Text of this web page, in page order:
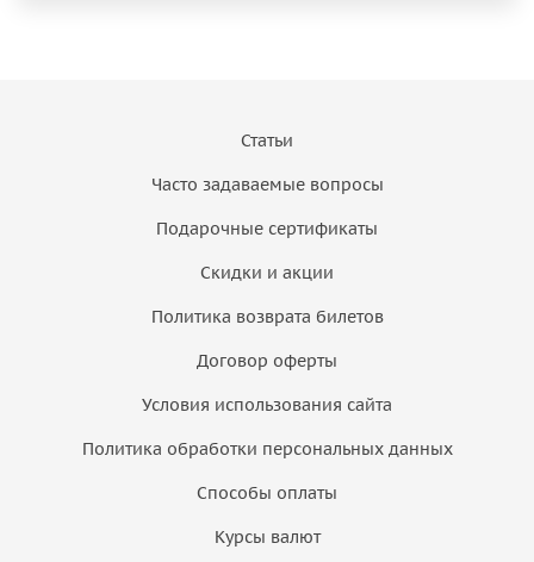
Статьи
Часто задаваемые вопросы
Подарочные сертификаты
Скидки и акции
Политика возврата билетов
Договор оферты
Условия использования сайта
Политика обработки персональных данных
Способы оплаты
Курсы валют